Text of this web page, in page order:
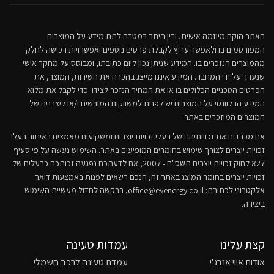
האתר הוקם מיוזמה אישית, ובין היתר במטרה לתת מידע על המוצרים
המפורסמים בו ולאפשר ערוץ לקבלת פרטים נוספים ואפשרויות רכישה לחלק
מהמוצרים הנזכרים בו. המידע שניתן נכון ליום כתיבתו, ומבוסס על מחקר אישי
שנערך על ידי המחבר. המידע איננו מייצג בהכרח את השירות, המוצר, את
הפרטים הטכניים הכלולים בו או את המחיר הנזכר לצידו. כדי לקבל את מלוא
המידע הרלוונטי על המוצרים יש לפנות למשווקים המורשים ו/או ליצרנים של
המוצרים המוזכרים באתר.
אנו מכבדים את זכויותיהם של בעלי זכויות יוצרים ומשקיעים מאמצים באיתור בעלי
זכויות יוצרים לצורך שימוש בחומרים המופיעים באתר. השימוש נעשה על פי סעיף
27א לחוק זכויות יוצרים תשס"ח - 2007, אם לדעתכם נפגעה זכותכם כבעלים של
זכויות יוצרים בחומר המוצג באתר זה, הנכם רשאים לפנות באמצעות דואר
אלקטרוני לכתובת: office@evenergy.co.il, בבקשה לחדול מעשיית השימוש
ביצירה.
קצת עלינו
אודות איוי אנרג'י
עמדות טעינה
עמדת טעינה לרכב חשמלי